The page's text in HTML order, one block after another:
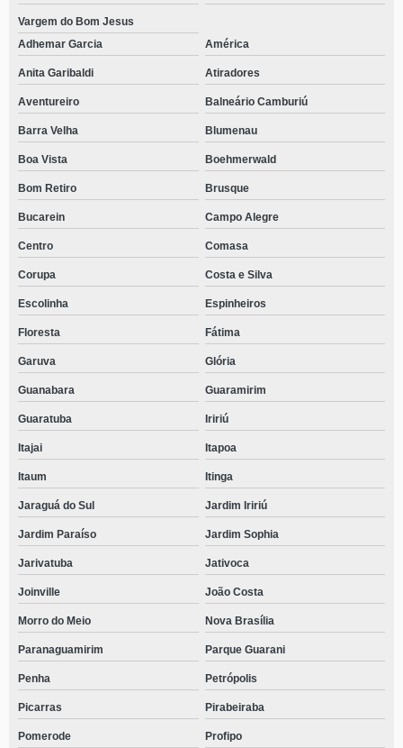
Vargem do Bom Jesus
Adhemar Garcia
América
Anita Garibaldi Atiradores
Aventureiro Balneário Camburiú
Barra Velha Blumenau
Boa Vista Boehmerwald
Bom Retiro Brusque
Bucarein Campo Alegre
Centro Comasa
Corupa Costa e Silva
Escolinha Espinheiros
Floresta Fátima
Garuva Glória
Guanabara Guaramirim
Guaratuba Iririú
Itajai Itapoa
Itaum Itinga
Jaraguá do Sul Jardim Iririú
Jardim Paraíso Jardim Sophia
Jarivatuba Jativoca
Joinville João Costa
Morro do Meio Nova Brasília
Paranaguamirim Parque Guarani
Penha Petrópolis
Picarras Pirabeiraba
Pomerode Profipo